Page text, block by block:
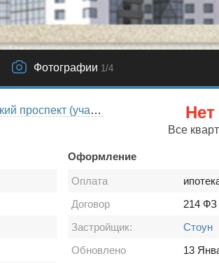
Фотографии 1/4
Все
Красносельский район , Ленинский проспект (участок 5)
Оформление
Оплата
Договор
214 ФЗ
Застройщик:
Стоун
Обновлено
13